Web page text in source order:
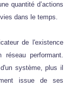
quantité d’actions
dans le temps.
de l'existence
réseau performant.
système, plus il
issue de ses